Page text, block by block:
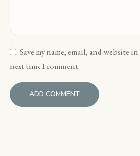
Save my name, email, and website
next time I comment.